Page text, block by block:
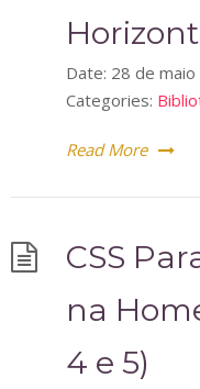
Date: 28 de
Categories:
Read More
CSS
na
4 e 5)